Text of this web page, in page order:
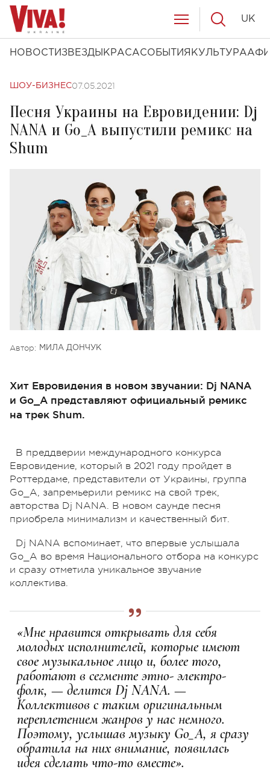
НОВОСТИ ЗВЕЗДЫ КРАСАСОБЫТИЯ КУЛЬТУРА
UK
ШОУ-БИЗНЕС07.05.2021
Песня Украины на Евровидении: Dj
NANA и Go_A выпустили ремикс на
Shum
Автор: МИЛА ДОНЧУК
Хит Евровидения в новом звучании: Dj NANA
и Go_A представляют официальный ремикс
на трек Shum.
В преддверии международного конкурса
Евровидение, который в 2021 году пройдет в
Роттердаме, представители от Украины, группа
Go_A, запремьерили ремикс на свой трек,
авторства Dj NANA. В новом саунде песня
приобрела минимализм и качественный бит.
Dj NANA вспоминает, что впервые услышала
Go_A во время Национального отбора на конкурс
и сразу отметила уникальное звучание
коллектива.
«Мне нравится открывать для себя
молодых исполнителей, которые имеют
свое музыкальное лицо и, более того,
работают в сегменте этно- электро-
фолк, — делится Dj NANA. —
Коллективов с таким оригинальным
переплетением жанров у нас немного.
Поэтому, услышав музыку Go_A, я сразу
обратила на них внимание, появилась
идея сделать что-то вместе».